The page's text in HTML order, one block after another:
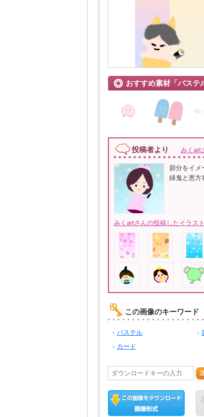
おすすめ素材「パステ
投稿者より みくart
節分をイメ
緑鬼と恵方
みくartさんの投稿したイラス
この画像のキーワード
パステル
カード